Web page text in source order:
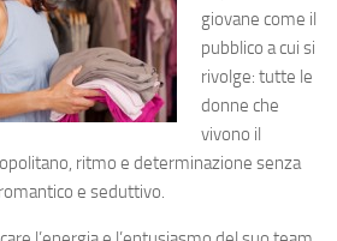
giovane come il
pubblico a cui si
rivolge: tutte le
donne che
vivono il
ritmo e determinazione senza
e seduttivo.